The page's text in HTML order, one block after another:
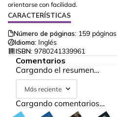
orientarse con facilidad.
CARACTERÍSTICAS
Número de páginas: 159 páginas
Idioma: Inglés
ISBN: 9780241339961
Comentarios
Cargando el resumen…
Más reciente
Cargando comentarios…